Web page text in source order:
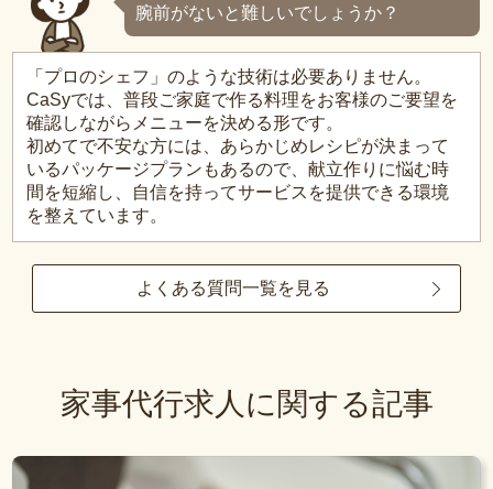
腕前がないと難しいでしょうか？
「プロのシェフ」のような技術は必要ありません。
CaSyでは、普段ご家庭で作る料理をお客様のご要望を
確認しながらメニューを決める形です。
初めてで不安な方には、あらかじめレシピが決まって
いるパッケージプランもあるので、献立作りに悩む時
間を短縮し、自信を持ってサービスを提供できる環境
を整えています。
よくある質問一覧を見る
家事代行求人に関する記事